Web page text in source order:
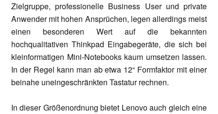
Zielgruppe, professionelle Business User und private
Anwender mit hohen Ansprüchen, legen allerdings meist
einen besonderen Wert auf die bekannten
hochqualitativen Thinkpad Eingabegeräte, die sich bei
kleinformatigen Mini-Notebooks kaum umsetzen lassen.
In der Regel kann man ab etwa 12“ Formfaktor mit einer
beinahe uneingeschränkten Tastatur rechnen.
In dieser Größenordnung bietet Lenovo auch gleich eine